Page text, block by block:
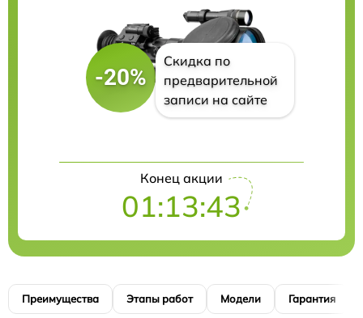
-20%
Скидка по
предварительной
записи на сайте
Конец акции
01:13:41
Преимущества Этапы работ Модели Гарантия